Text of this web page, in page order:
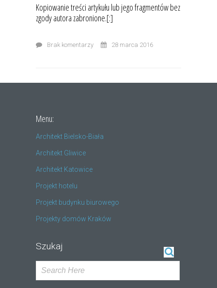
Kopiowanie treści artykułu lub jego fragmentów bez
zgody autora zabronione.[:]
Brak komentarzy 28 marca 2016
Menu:
Architekt Bielsko-Biała
Architekt Gliwice
Architekt Katowice
Projekt hotelu
Projekt budynku biurowego
Projekty domów Kraków
Szukaj